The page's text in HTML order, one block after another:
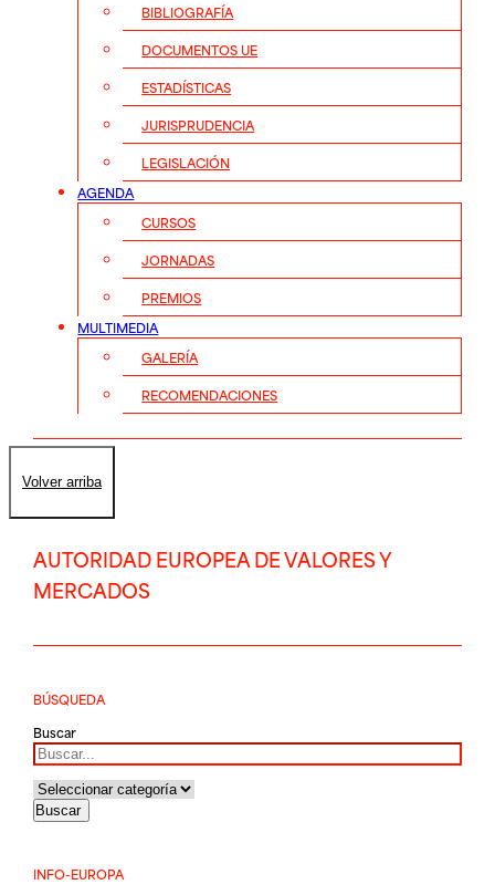
BIBLIOGRAFÍA
DOCUMENTOS UE
ESTADÍSTICAS
JURISPRUDENCIA
LEGISLACIÓN
AGENDA
CURSOS
JORNADAS
PREMIOS
MULTIMEDIA
GALERÍA
RECOMENDACIONES
Volver arriba
AUTORIDAD EUROPEA DE VALORES Y
MERCADOS
BÚSQUEDA
Buscar
INFO-EUROPA